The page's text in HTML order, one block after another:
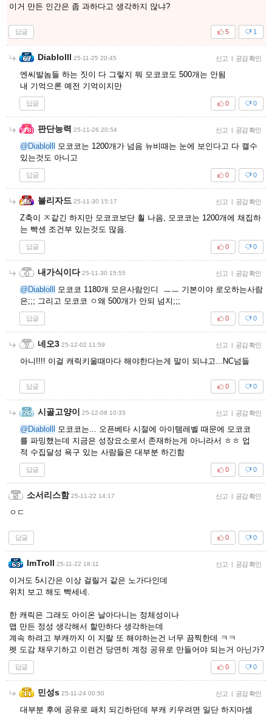
이거 만든 인간은 좀 과하다고 생각하지 않냐?
답글 1
5
Diablolll 25-11-25 20:45 신고 | 공감 확인
엔씨발놈들 하는 짓이 다 그렇지 뭐 모코코도 500개는 안됨
내 기억으론 예전 기억이지만
답글 0
0
판단능력 25-11-26 20:54 신고 | 공감 확인
@Diablolll 모코코는 1200개가 넘음 뉴비때는 눈에 보인다고 다 캘수
있는것도 아니고
답글 0
0
블리자드 25-11-30 15:17 신고 | 공감 확인
Z축이 ㅈ같긴 하지만 모코코보단 훨 나음, 모코코는 1200개에 채집하
는 빡센 조건부 있는것도 많음.
답글 0
0
내가식이다 25-11-30 15:55 신고 | 공감 확인
@Diablolll 모코코 1180개 모은사람인디 ㅡㅡ 기본이야 로오하는사람
은;;; 그리고 모코코 ㅇ왜 500개가 안되 넘지;;;
답글 0
0
네오3 25-12-02 11:59 신고 | 공감 확인
아니!!!! 이걸 캐릭키울때마다 해야한다는게 말이 되냐고...NC넘들
답글 0
0
시골고양이 25-12-08 10:33 신고 | 공감 확인
@Diablolll 모코코는... 오픈베타 시절에 아이템레벨 때문에 모코코
를 파밍했는데 지금은 성장요소로서 존재하는게 아니라서 ㅎㅎ 업
적 수집달성 욕구 있는 사람들은 대부분 하긴함
답글 0
0
소서리스함 25-11-22 14:17 신고 | 공감 확인
ㅇㄷ
답글 0
0
ImTroll 25-11-22 18:11 신고 | 공감 확인
이거도 5시간은 이상 걸릴거 같은 노가다인데
위치 보고 해도 빡세네.
한 캐릭은 그래도 아이온 날아다니는 정체성이나
맵 만든 정성 생각해서 할만하다 생각하는데
계속 하려고 부캐까지 이 지랄 또 해야하는건 너무 끔찍한데 ㅋㅋ
펫 도감 채우기하고 이런건 당연히 계정 공유로 만들어야 되는거 아닌가?
답글 0
0
민성s 25-11-24 00:50 신고 | 공감 확인
대부분 후에 공유로 패치 되긴하던데 부캐 키우려면 일단 하지마셈